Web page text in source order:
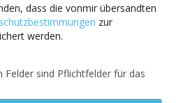
dass die vonmir übersandten
zur
werden.
sind Pflichtfelder für das